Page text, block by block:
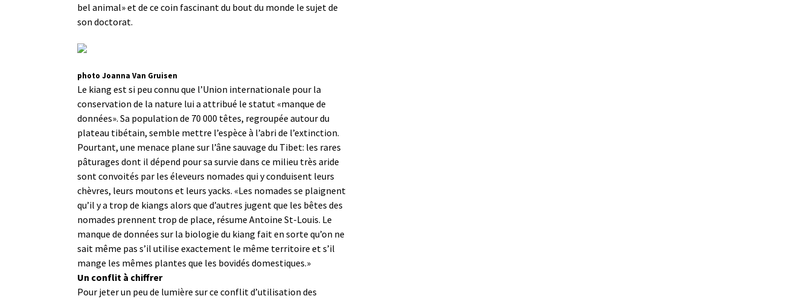
bel animal» et de ce coin fascinant du bout du monde le sujet de
son doctorat.
photo Joanna Van Gruisen
Le kiang est si peu connu que l’Union internationale pour la
conservation de la nature lui a attribué le statut «manque de
données». Sa population de 70 000 têtes, regroupée autour du
plateau tibétain, semble mettre l’espèce à l’abri de l’extinction.
Pourtant, une menace plane sur l’âne sauvage du Tibet: les rares
pâturages dont il dépend pour sa survie dans ce milieu très aride
sont convoités par les éleveurs nomades qui y conduisent leurs
chèvres, leurs moutons et leurs yacks. «Les nomades se plaignent
qu’il y a trop de kiangs alors que d’autres jugent que les bêtes des
nomades prennent trop de place, résume Antoine St-Louis. Le
manque de données sur la biologie du kiang fait en sorte qu’on ne
sait même pas s’il utilise exactement le même territoire et s’il
mange les mêmes plantes que les bovidés domestiques.»
Un conflit à chiffrer
Pour jeter un peu de lumière sur ce conflit d’utilisation des